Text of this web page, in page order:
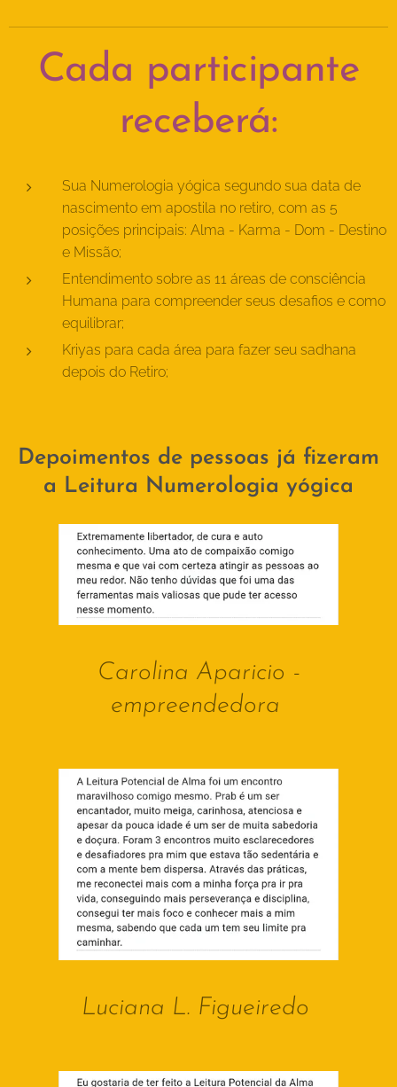
Cada participante
receberá:
Sua Numerologia yógica segundo sua data de
nascimento em apostila no retiro, com as 5
posições principais: Alma - Karma - Dom - Destino
e Missão;
Entendimento sobre as 11 áreas de consciência
Humana para compreender seus desafios e como
equilibrar;
Kriyas para cada área para fazer seu sadhana
depois do Retiro;
Depoimentos de pessoas já fizeram
a Leitura Numerologia yógica
Carolina Aparicio -
empreendedora
Luciana L. Figueiredo